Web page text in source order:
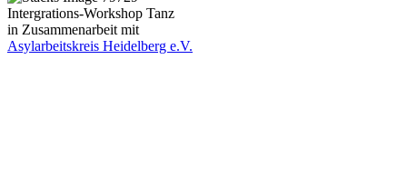
Intergrations-Workshop Tanz
in Zusammenarbeit mit
Asylarbeitskreis Heidelberg e.V.